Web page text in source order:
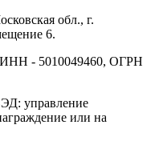
обл., г.
6.
ИНН - 5010049460, ОГРН
управление
или на